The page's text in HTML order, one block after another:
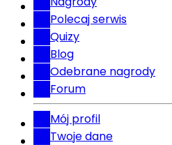
Polecaj serwis
Quizy
Blog
Odebrane nagrody
Forum
Mój profil
Twoje dane